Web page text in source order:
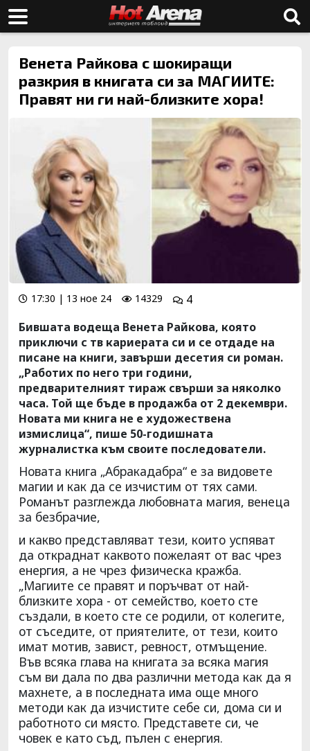
Венета Райкова с шокиращи
разкрия в книгата си за МАГИИТЕ:
Правят ни ги най-близките хора!
17:30 | 13 ное 24 14329
4
Бившата водеща Венета Райкова, която
приключи с тв кариерата си и се отдаде на
писане на книги, завърши десетия си роман.
„Работих по него три години,
предварителният тираж свърши за няколко
часа. Той ще бъде в продажба от 2 декември.
Новата ми книга не е художествена
измислица“, пише 50-годишната
журналистка към своите последователи.
Новата книга „Абракадабра“ е за видовете
магии и как да се изчистим от тях сами.
Романът разглежда любовната магия, венеца
за безбрачие,
и какво представляват тези, които успяват
да откраднат каквото пожелаят от вас чрез
енергия, а не чрез физическа кражба.
„Магиите се правят и поръчват от най-
близките хора - от семейство, което сте
създали, в което сте се родили, от колегите,
от съседите, от приятелите, от тези, които
имат мотив, завист, ревност, отмъщение.
Във всяка глава на книгата за всяка магия
съм ви дала по два различни метода как да я
махнете, а в последната има още много
методи как да изчистите себе си, дома си и
работното си място. Представете си, че
човек е като съд, пълен с енергия.